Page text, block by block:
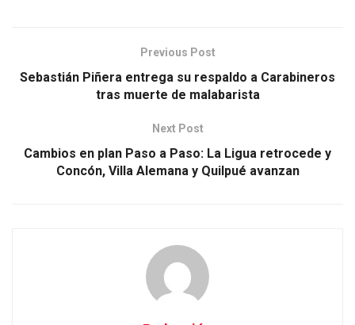
Previous Post
Sebastián Piñera entrega su respaldo a Carabineros
tras muerte de malabarista
Next Post
Cambios en plan Paso a Paso: La Ligua retrocede y
Concón, Villa Alemana y Quilpué avanzan